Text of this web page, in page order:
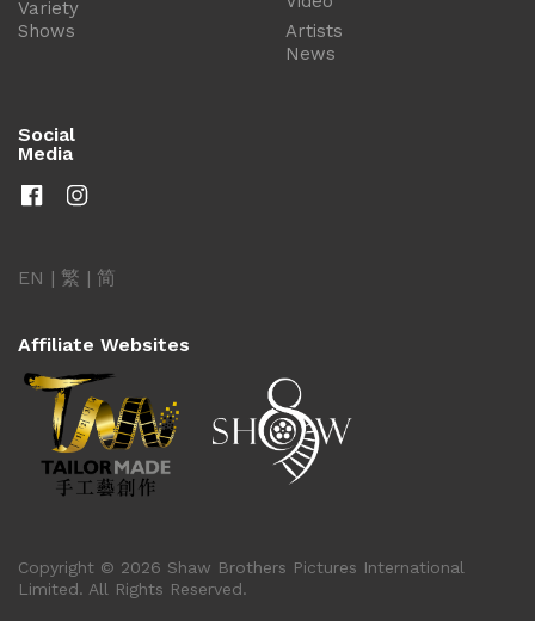
Variety
Shows
Artists
News
Social
Media
EN | 繁 | 简
Affiliate Websites
Copyright © 2026 Shaw Brothers Pictures International
Limited. All Rights Reserved.